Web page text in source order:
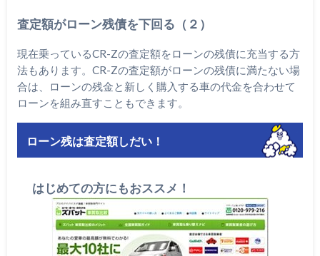
査定額がローン残債を下回る（２）
現在乗っているCR-Zの査定額をローンの残債に充当する方
法もあります。CR-Zの査定額がローンの残債に満たない場
合は、ローンの残金と新しく購入する車の代金を合わせて
ローンを組み直すこともできます。
ローン残は査定額しだい！
はじめての方にもおススメ！